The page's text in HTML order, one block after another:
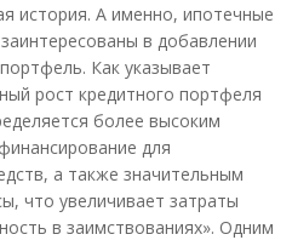
история. А именно, ипотечные
в добавлении
Как указывает
рост кредитного портфеля
более высоким
для
а также значительным
что увеличивает затраты
в заимствованиях». Одним